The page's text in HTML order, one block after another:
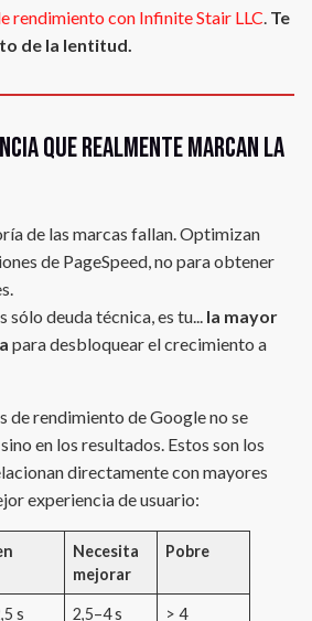
rendimiento con Infinite Stair LLC. Te
de la lentitud.
que realmente marcan la
de las marcas fallan. Optimizan
de PageSpeed, no para obtener
sólo deuda técnica, es tu... la mayor
para desbloquear el crecimiento a
de rendimiento de Google no se
en los resultados. Estos son los
directamente con mayores
experiencia de usuario:
Necesita
mejorar
Pobre
s 2,5–4 s > 4